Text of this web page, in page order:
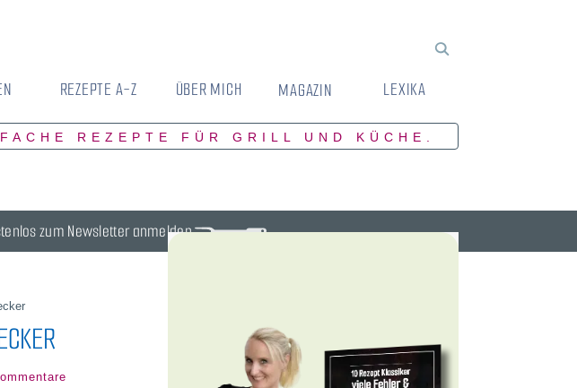
REZEPTE A-Z ÜBER MICH MAGAZIN LEXIKA
REZEPTE FÜR GRILL UND KÜCHE.
zum Newsletter anmelden.